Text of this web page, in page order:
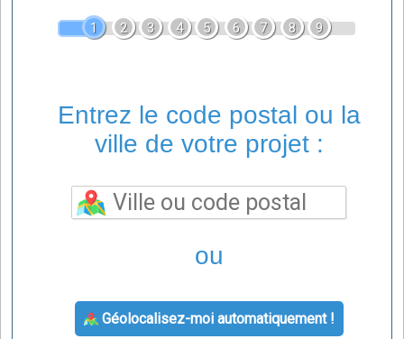
1 2 3 4 5 6 7 8 9
Entrez le code postal ou la
ville de votre projet :
ou
Géolocalisez-moi automatiquement !